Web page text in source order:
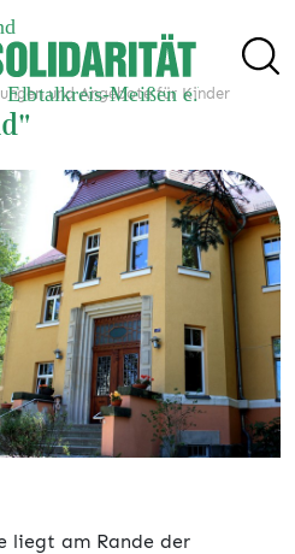
und Angebote für Kinder
liegt am Rande der